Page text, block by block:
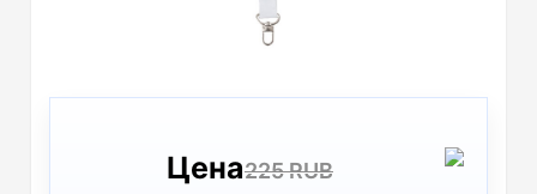
Цена225 RUB